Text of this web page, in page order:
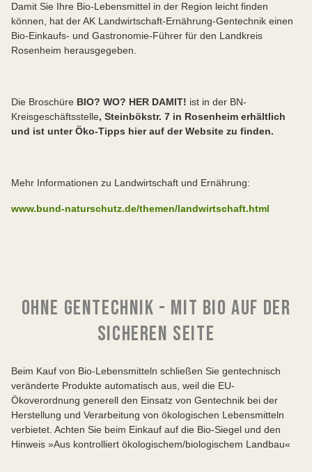
Damit Sie Ihre Bio-Lebensmittel in der Region leicht finden
können, hat der AK Landwirtschaft-Ernährung-Gentechnik einen
Bio-Einkaufs- und Gastronomie-Führer für den Landkreis
Rosenheim herausgegeben.
Die Broschüre BIO? WO? HER DAMIT! ist in der BN-
Kreisgeschäftsstelle, Steinbökstr. 7 in Rosenheim erhältlich
und ist unter Öko-Tipps hier auf der Website zu finden.
Mehr Informationen zu Landwirtschaft und Ernährung:
www.bund-naturschutz.de/themen/landwirtschaft.html
OHNE GENTECHNIK - MIT BIO AUF DER
SICHEREN SEITE
Beim Kauf von Bio-Lebensmitteln schließen Sie gentechnisch
veränderte Produkte automatisch aus, weil die EU-
Ökoverordnung generell den Einsatz von Gentechnik bei der
Herstellung und Verarbeitung von ökologischen Lebensmitteln
verbietet. Achten Sie beim Einkauf auf die Bio-Siegel und den
Hinweis »Aus kontrolliert ökologischem/biologischem Landbau«